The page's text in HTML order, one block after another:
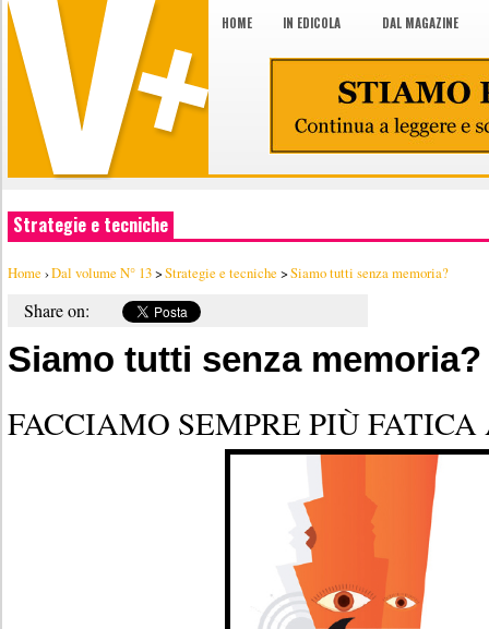
HOME IN EDICOLA DAL MAGAZINE
Strategie e tecniche
Home ›Dal volume N° 13>Strategie e tecniche >Siamo tutti senza memoria?
Share on:
Siamo tutti senza memoria?
FACCIAMO SEMPRE PIÙ